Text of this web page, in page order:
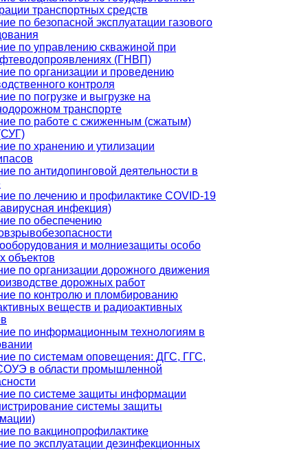
транспортных средств
по безопасной эксплуатации газового
по управлению скважиной при
(ГНВП)
по организации и проведению
контроля
по погрузке и выгрузке на
транспорте
по работе с сжиженным (сжатым)
по хранению и утилизации
по антидопинговой деятельности в
по лечению и профилактике COVID-19
инфекция)
по обеспечению
и молниезащиты особо
объектов
по организации дорожного движения
дорожных работ
по контролю и пломбированию
веществ и радиоактивных
по информационным технологиям в
по системам оповещения: ДГС, ГГС,
в области промышленной
по системе защиты информации
системы защиты
по вакцинопрофилактике
по эксплуатации дезинфекционных